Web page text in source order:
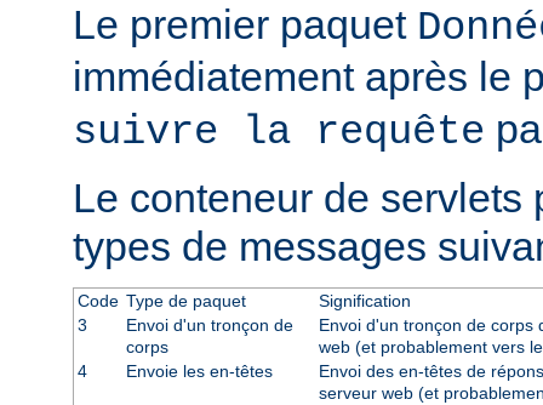
Le premier paquet
immédiatement après le
suivre la requête
Le conteneur de servlets
types de messages
Code Type de paquet
Signification
3
Envoi d'un tronçon de
corps
Envoi d'un tronçon de corps
web (et probablement vers
4
Envoie les en-têtes
Envoi des en-têtes de
serveur web (et